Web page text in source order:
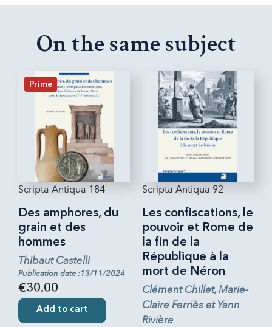
On the same subject
Prime
Scripta Antiqua 184
Des amphores, du
grain et des
hommes
Thibaut Castelli
Publication date :13/11/2024
€30.00
Add to cart
Scripta Antiqua 92
Les confiscations, le
pouvoir et Rome de
la fin de la
République à la
mort de Néron
Clément Chillet, Marie-
Claire Ferriès et Yann
Rivière